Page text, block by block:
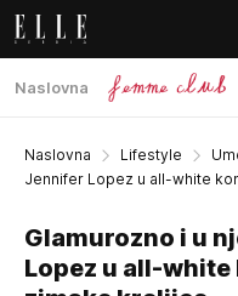
Naslovna
Naslovna Lifestyle
Jennifer Lopez u all-white
Glamurozno i u
Lopez u all-